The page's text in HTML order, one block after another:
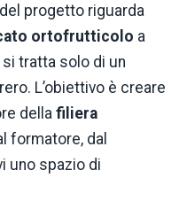
progetto riguarda
ortofrutticolo a
si tratta solo di un
L’obiettivo è creare
della filiera
formatore, dal
uno spazio di